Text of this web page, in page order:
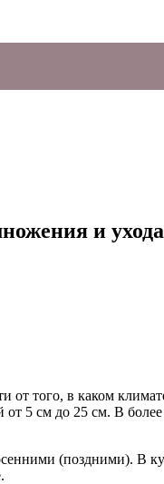
и ухода
того, в каком
5 см до 25 см. В
(поздними). В